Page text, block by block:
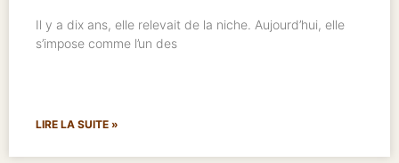
Il y a dix ans, elle relevait de la niche. Aujourd’hui, elle
s’impose comme l’un des
LIRE LA SUITE »